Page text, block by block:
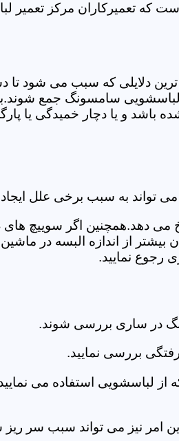
که تعمیرکاران مرکز تعمیر
دلایلی که سبب می شود تا
سامسونگ جمع
باشد و یا دچار خمیدگی یا
می تواند به سبب برخی علل
می دهد.همچنین اگر سوییچ
از اندازه البسه در
رجوع نمایید.
در ساری بررسی شوند.
بررسی نمایید.
استفاده می نمایید
این امر نیز می تواند سبب سر